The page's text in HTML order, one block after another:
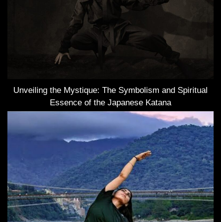
Unveiling the Mystique: The Symbolism and Spiritual
Essence of the Japanese Katana